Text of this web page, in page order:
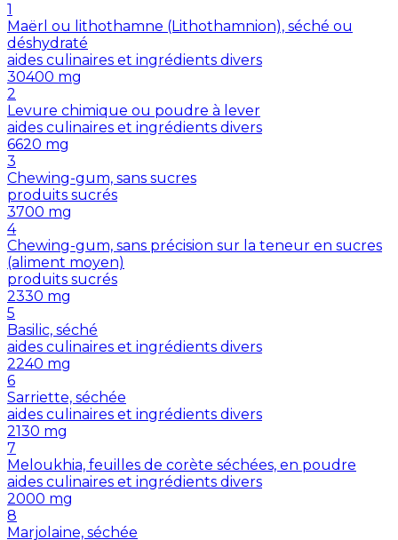
1
Maërl ou lithothamne (Lithothamnion), séché ou
déshydraté
aides culinaires et ingrédients divers
30400 mg
2
Levure chimique ou poudre à lever
aides culinaires et ingrédients divers
6620 mg
3
Chewing-gum, sans sucres
produits sucrés
3700 mg
4
Chewing-gum, sans précision sur la teneur en sucres
(aliment moyen)
produits sucrés
2330 mg
5
Basilic, séché
aides culinaires et ingrédients divers
2240 mg
6
Sarriette, séchée
aides culinaires et ingrédients divers
2130 mg
7
Meloukhia, feuilles de corète séchées, en poudre
aides culinaires et ingrédients divers
2000 mg
8
Marjolaine, séchée